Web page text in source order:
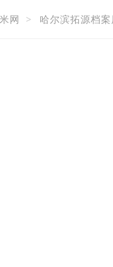
网 > 哈尔滨拓源档